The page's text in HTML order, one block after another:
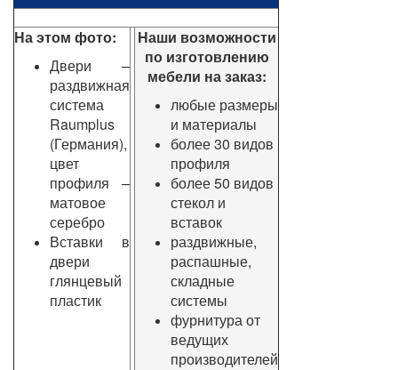
На этом фото:
Двери –
раздвижная
система
Raumplus
(Германия),
цвет
профиля –
матовое
серебро
Вставки в
двери
глянцевый
пластик
Наши возможности
по изготовлению
мебели на заказ:
любые размеры
и материалы
более 30 видов
профиля
более 50 видов
стекол и
вставок
раздвижные,
распашные,
складные
системы
фурнитура от
ведущих
производителей